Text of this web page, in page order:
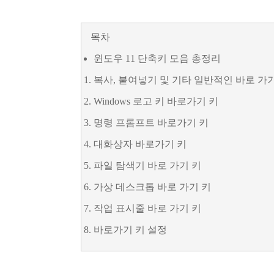
목차
윈도우 11 단축키 모음 총정리
복사, 붙여넣기 및 기타 일반적인 바로 가
Windows 로고 키 바로가기 키
명령 프롬프트 바로가기 키
대화상자 바로가기 키
파일 탐색기 바로 가기 키
가상 데스크톱 바로 가기 키
작업 표시줄 바로 가기 키
바로가기 키 설정